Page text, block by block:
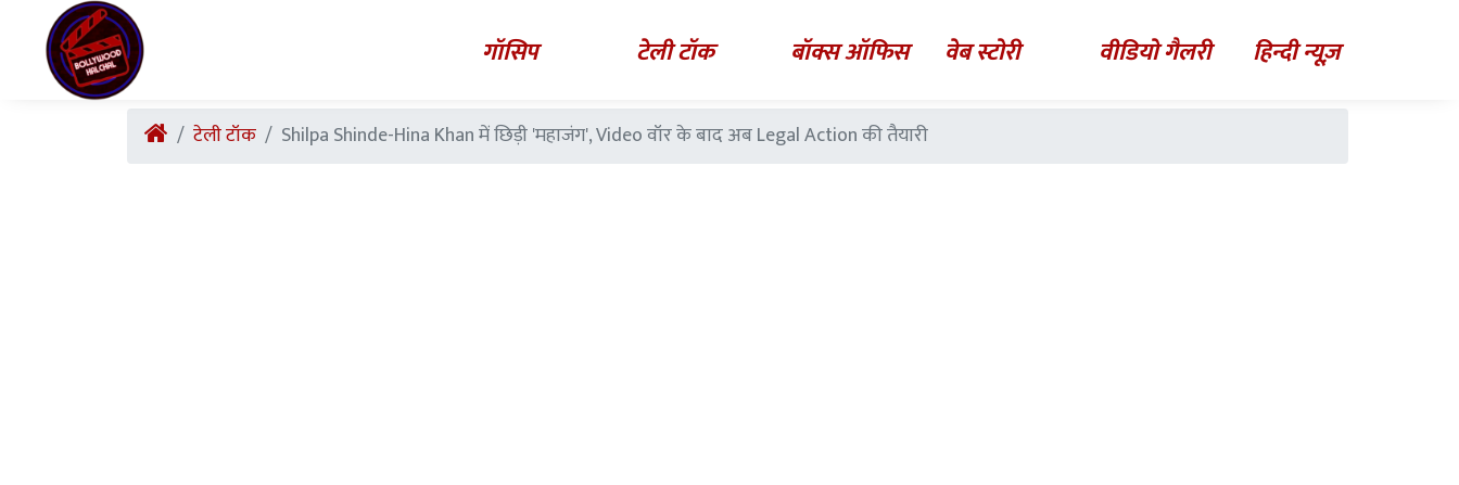
गॉसिप टेली टॉक बॉक्स ऑफिस वेब स्टोरी वीडियो गैलरी हिन्दी न्यूज़
टेली टॉक Shilpa Shinde-Hina Khan में छिड़ी 'महाजंग', Video वॉर के बाद अब Legal Action की तैयारी